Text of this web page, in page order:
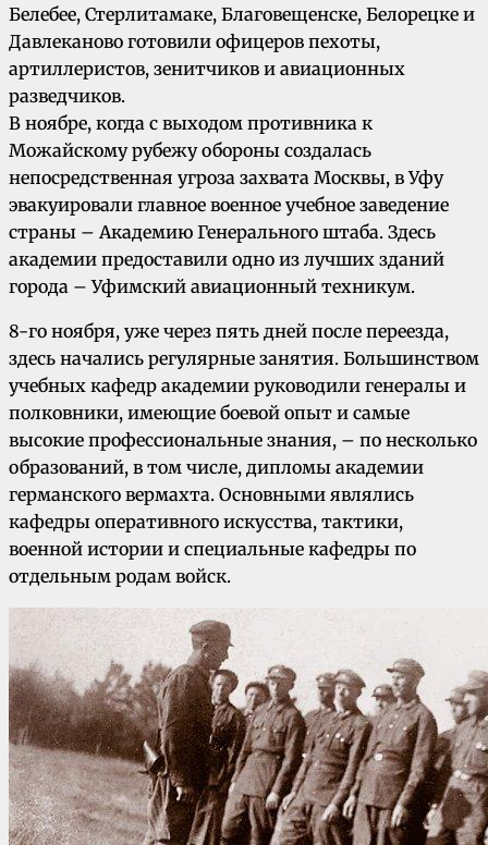
Белебее, Стерлитамаке, Благовещенске, Белорецке и
Давлеканово готовили офицеров пехоты,
артиллеристов, зенитчиков и авиационных
разведчиков.
В ноябре, когда с выходом противника к
Можайскому рубежу обороны создалась
непосредственная угроза захвата Москвы, в Уфу
эвакуировали главное военное учебное заведение
страны – Академию Генерального штаба. Здесь
академии предоставили одно из лучших зданий
города – Уфимский авиационный техникум.
8-го ноября, уже через пять дней после переезда,
здесь начались регулярные занятия. Большинством
учебных кафедр академии руководили генералы и
полковники, имеющие боевой опыт и самые
высокие профессиональные знания, – по несколько
образований, в том числе, дипломы академии
германского вермахта. Основными являлись
кафедры оперативного искусства, тактики,
военной истории и специальные кафедры по
отдельным родам войск.